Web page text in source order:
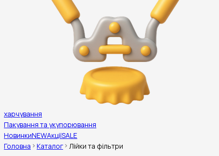
харчування
Пакування та укупорювання
НовинкиNEWАкціїSALE
Головна
Каталог Лійки та фільтри